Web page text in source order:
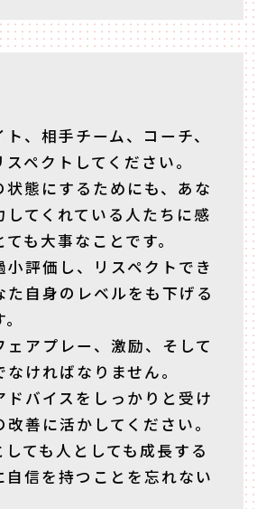
、相手チーム、コーチ、
ペクトしてください。
状態にするためにも、あな
してくれている人たちに感
も大事なことです。
小評価し、リスペクトでき
た自身のレベルをも下げる
ェアプレー、激励、そして
ければなりません。
ドバイスをしっかりと受け
善に活かしてください。
ても人としても成長する
自信を持つことを忘れない